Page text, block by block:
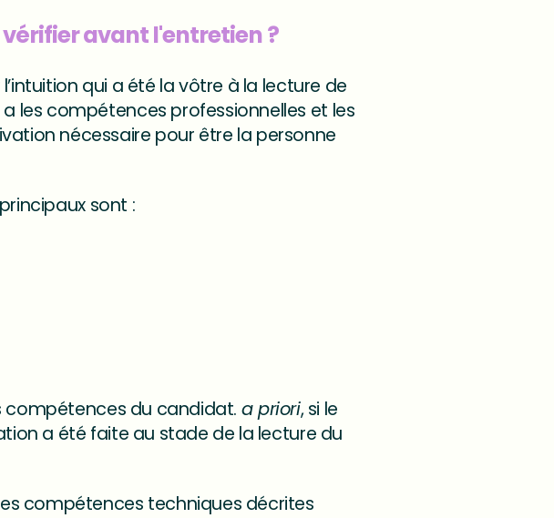
avant l'entretien ?
qui a été la vôtre à la lecture de
les compétences professionnelles et les
nécessaire pour être la personne
sont :
compétences du candidat. a priori, si le
a été faite au stade de la lecture du
compétences techniques décrites